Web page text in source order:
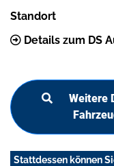
Standort
Details zum DS
Weitere
Stattdessen können